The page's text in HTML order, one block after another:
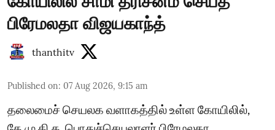
பிரேமலதா விஜயகாந்த்
thanthitv
Published on: 07 Aug 2026, 9:15 am
தலைமைச் செயலக வளாகத்தில் உள்ள கோயிலில்,